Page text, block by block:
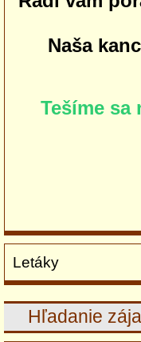
Naša
Tešíme sa
Letáky
Hľadanie